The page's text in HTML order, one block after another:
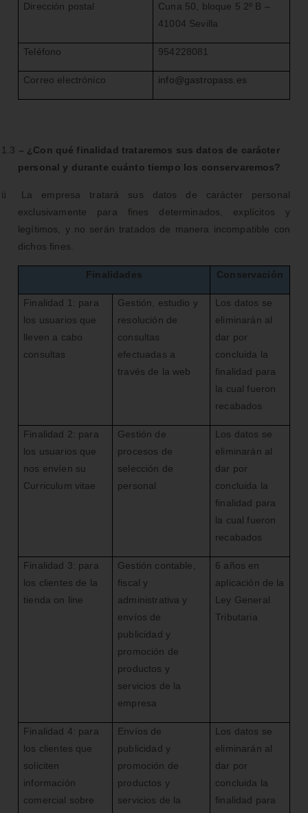
Dirección postal
Cuna 50, bloque 5 2º B –
41004 Sevilla
Teléfono 954228081
Correo electrónico info@gastropass.es
1.3 – ¿Con qué finalidad trataremos sus datos de carácter
personal y durante cuánto tiempo los conservaremos?
ü
La empresa tratará sus datos de carácter personal
exclusivamente para fines determinados, explícitos y
legítimos, y no serán tratados de manera incompatible con
dichos fines.
Finalidades Conservación
Finalidad 1: para
los usuarios que
lleven a cabo
consultas
Gestión, estudio y
resolución de
consultas
efectuadas a
través de la web
Los datos se
eliminarán al
dar por
concluida la
finalidad para
la cual fueron
recabados
Finalidad 2: para
los usuarios que
nos envíen su
Curriculum vitae
Gestión de
procesos de
selección de
personal
Los datos se
eliminarán al
dar por
concluida la
finalidad para
la cual fueron
recabados
Finalidad 3: para
los clientes de la
tienda on line
Gestión contable,
fiscal y
administrativa y
envíos de
publicidad y
promoción de
productos y
servicios de la
empresa
6 años en
aplicación de la
Ley General
Tributaria
Finalidad 4: para
los clientes que
soliciten
información
comercial sobre
Envíos de
publicidad y
promoción de
productos y
servicios de la
Los datos se
eliminarán al
dar por
concluida la
finalidad para